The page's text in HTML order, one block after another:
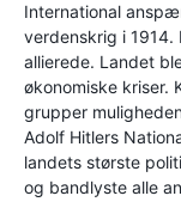
International
verdenskrig i 1914.
allierede. Landet
økonomiske kriser.
grupper
Adolf Hitlers
landets største
og bandlyste alle